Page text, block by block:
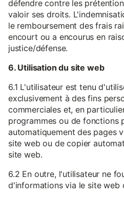
défendre contre les
valoir ses droits.
le remboursement des frais
encourt ou a encourus en
justice/défense.
6. Utilisation du site web
6.1 L'utilisateur est tenu
exclusivement à des fins
commerciales et, en
programmes ou de fonctions
automatiquement des pages
site web ou de copier
site web.
6.2 En outre, l'utilisateur ne
d'informations via le site web